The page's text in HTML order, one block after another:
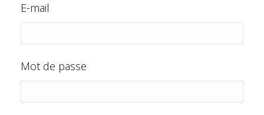
E-mail
Mot de passe